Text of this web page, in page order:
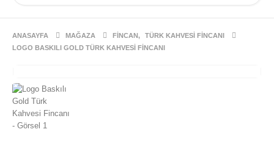
ANASAYFA MAĞAZA FINCAN,
TÜRK KAHVESI FINCANI
LOGO BASKILI GOLD TÜRK KAHVESI FINCANI